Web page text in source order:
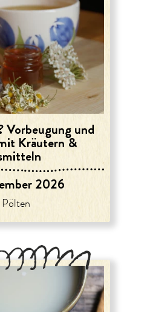
Vorbeugung und
Kräutern &
2026